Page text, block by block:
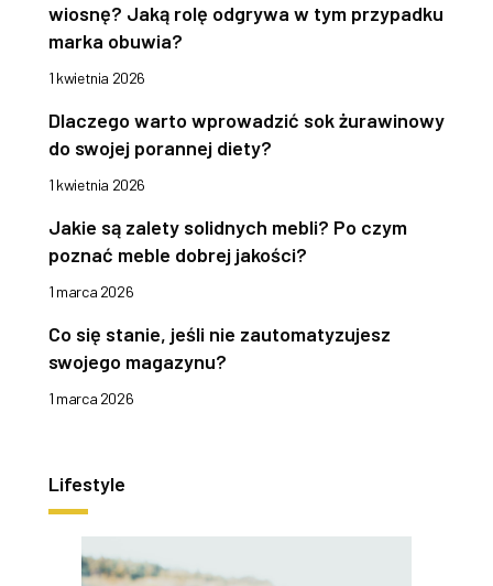
wiosnę? Jaką rolę odgrywa w tym przypadku
marka obuwia?
1 kwietnia 2026
Dlaczego warto wprowadzić sok żurawinowy
do swojej porannej diety?
1 kwietnia 2026
Jakie są zalety solidnych mebli? Po czym
poznać meble dobrej jakości?
1 marca 2026
Co się stanie, jeśli nie zautomatyzujesz
swojego magazynu?
1 marca 2026
Lifestyle